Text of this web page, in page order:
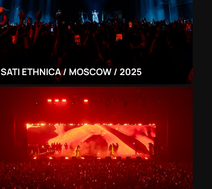
SATI ETHNICA / MOSCOW / 2025